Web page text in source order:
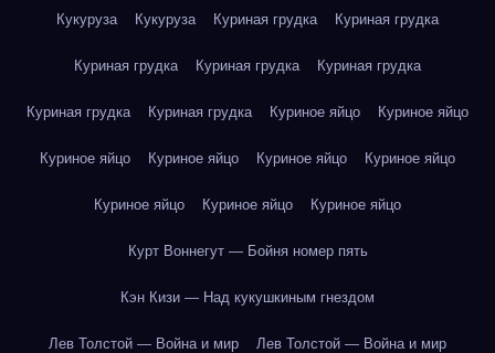
Кукуруза Кукуруза Куриная грудка Куриная грудка
Куриная грудка Куриная грудка Куриная грудка
Куриная грудка Куриная грудка Куриное яйцо Куриное яйцо
Куриное яйцо Куриное яйцо Куриное яйцо Куриное яйцо
Куриное яйцо Куриное яйцо Куриное яйцо
Курт Воннегут — Бойня номер пять
Кэн Кизи — Над кукушкиным гнездом
Лев Толстой — Война и мир Лев Толстой — Война и мир